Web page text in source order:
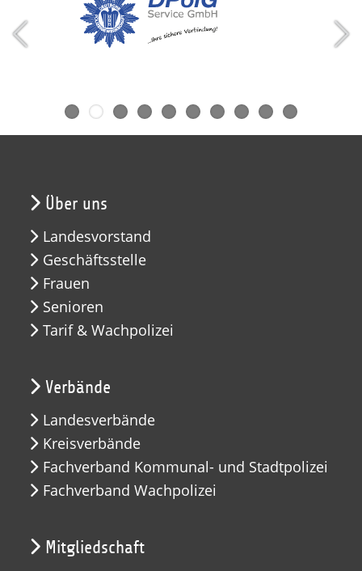
Über uns
Landesvorstand
Geschäftsstelle
Frauen
Senioren
Tarif & Wachpolizei
Verbände
Landesverbände
Kreisverbände
Fachverband Kommunal- und Stadtpolizei
Fachverband Wachpolizei
Mitgliedschaft